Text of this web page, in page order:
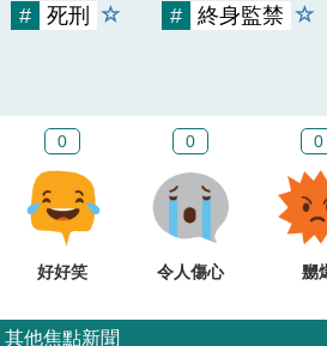
# 死刑 # 終身監禁
0
好好笑
0
令人傷心
0
嬲
其他焦點新聞